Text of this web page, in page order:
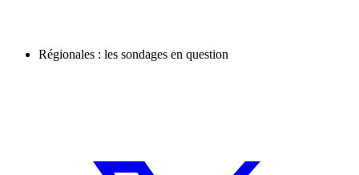
Régionales : les sondages en question